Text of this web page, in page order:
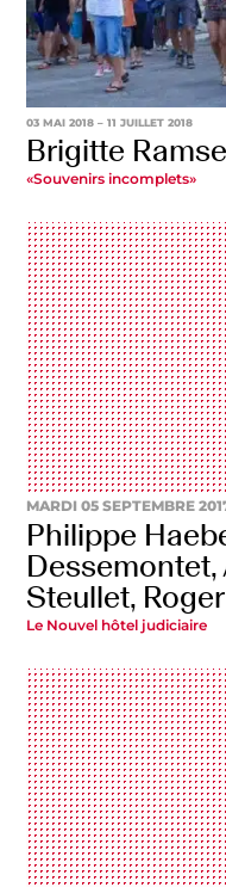
03 MAI 2018– 11 JUILLET 2018
Brigitte
«Souvenirs incomplets»
MARDI 05 SEPTEMBRE
Philippe
Dessemontet,
Steullet,
Le Nouvel hôtel judiciaire